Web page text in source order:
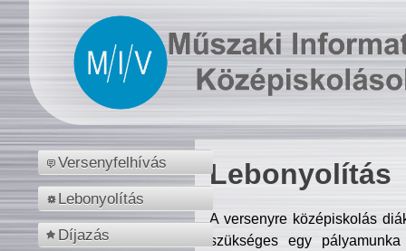
Versenyfelhívás
Lebonyolítás
Díjazás
Lebonyolítás
A versenyre középiskolás
szükséges egy